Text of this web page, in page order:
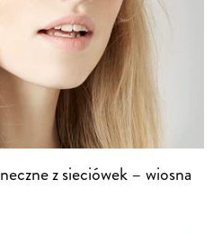
z sieciówek – wiosna